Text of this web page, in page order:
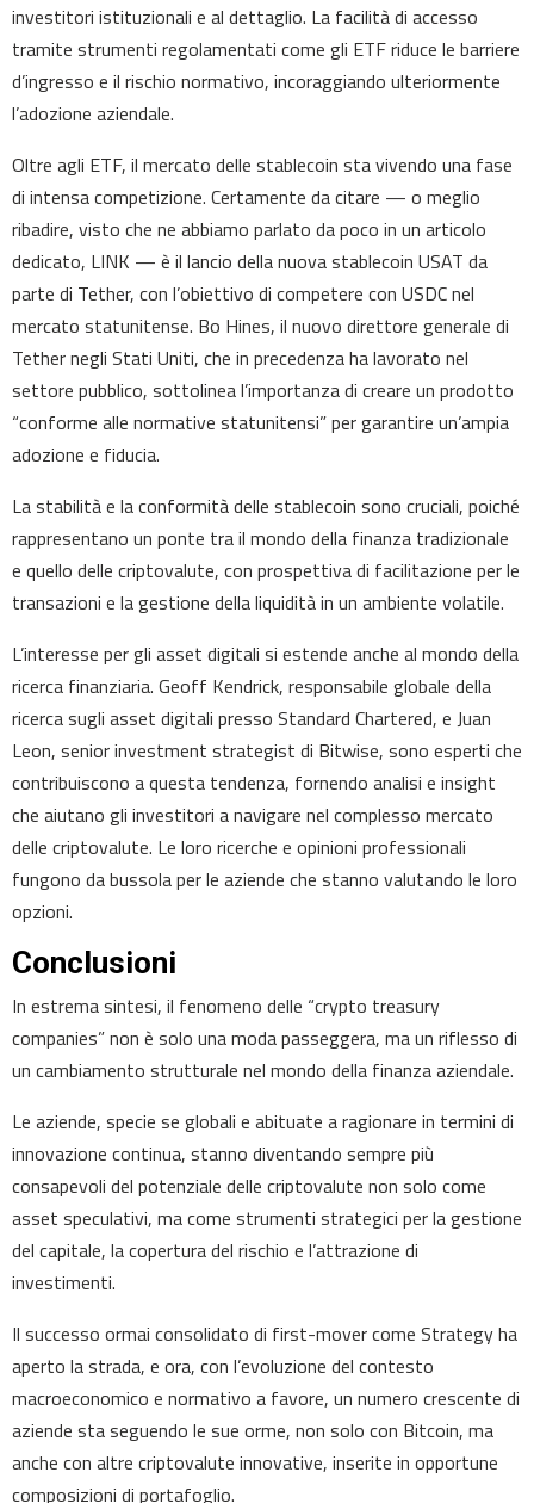
investitori istituzionali e al dettaglio. La facilità di accesso
tramite strumenti regolamentati come gli ETF riduce le barriere
d’ingresso e il rischio normativo, incoraggiando ulteriormente
l’adozione aziendale.
Oltre agli ETF, il mercato delle stablecoin sta vivendo una fase
di intensa competizione. Certamente da citare — o meglio
ribadire, visto che ne abbiamo parlato da poco in un articolo
dedicato, LINK — è il lancio della nuova stablecoin USAT da
parte di Tether, con l’obiettivo di competere con USDC nel
mercato statunitense. Bo Hines, il nuovo direttore generale di
Tether negli Stati Uniti, che in precedenza ha lavorato nel
settore pubblico, sottolinea l’importanza di creare un prodotto
“conforme alle normative statunitensi” per garantire un’ampia
adozione e fiducia.
La stabilità e la conformità delle stablecoin sono cruciali, poiché
rappresentano un ponte tra il mondo della finanza tradizionale
e quello delle criptovalute, con prospettiva di facilitazione per le
transazioni e la gestione della liquidità in un ambiente volatile.
L’interesse per gli asset digitali si estende anche al mondo della
ricerca finanziaria. Geoff Kendrick, responsabile globale della
ricerca sugli asset digitali presso Standard Chartered, e Juan
Leon, senior investment strategist di Bitwise, sono esperti che
contribuiscono a questa tendenza, fornendo analisi e insight
che aiutano gli investitori a navigare nel complesso mercato
delle criptovalute. Le loro ricerche e opinioni professionali
fungono da bussola per le aziende che stanno valutando le loro
opzioni.
Conclusioni
In estrema sintesi, il fenomeno delle “crypto treasury
companies” non è solo una moda passeggera, ma un riflesso di
un cambiamento strutturale nel mondo della finanza aziendale.
Le aziende, specie se globali e abituate a ragionare in termini di
innovazione continua, stanno diventando sempre più
consapevoli del potenziale delle criptovalute non solo come
asset speculativi, ma come strumenti strategici per la gestione
del capitale, la copertura del rischio e l’attrazione di
investimenti.
Il successo ormai consolidato di first-mover come Strategy ha
aperto la strada, e ora, con l’evoluzione del contesto
macroeconomico e normativo a favore, un numero crescente di
aziende sta seguendo le sue orme, non solo con Bitcoin, ma
anche con altre criptovalute innovative, inserite in opportune
composizioni di portafoglio.